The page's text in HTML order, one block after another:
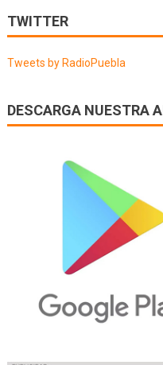
de
entradas
TWITTER
Tweets by RadioPuebla
DESCARGA NUESTRA